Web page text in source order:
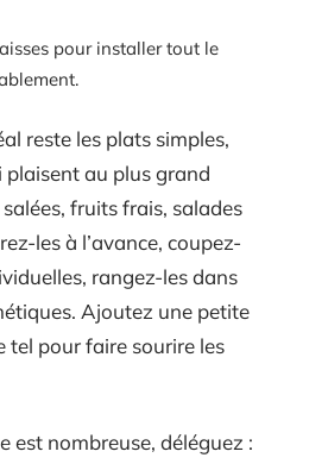
pour installer tout le
reste les plats simples,
plaisent au plus grand
fruits frais, salades
les à l’avance, coupez-
rangez-les dans
Ajoutez une petite
tel pour faire sourire les
est nombreuse, déléguez :